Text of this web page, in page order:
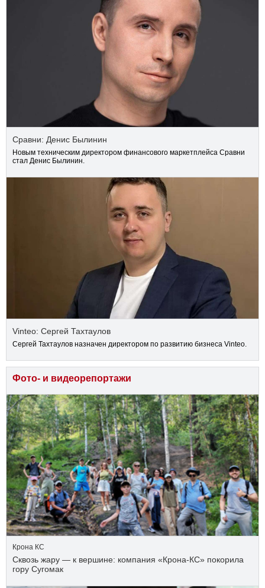
Сравни: Денис Былинин
Новым техническим директором финансового маркетплейса Сравни
стал Денис Былинин.
Vinteo: Сергей Тахтаулов
Сергей Тахтаулов назначен директором по развитию бизнеса Vinteo.
Фото- и видеорепортажи
Крона КС
Сквозь жару — к вершине: компания «Крона‑КС» покорила
гору Сугомак